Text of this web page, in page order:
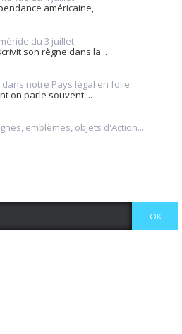
américaine,...
du 3 juillet
son règne dans la...
notre Pays légal en folie...
on parle souvent....
emblèmes, objets d'Action...